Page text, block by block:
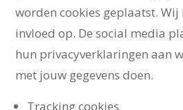
worden cookies geplaatst. Wij
invloed op. De social media
hun privacyverklaringen aan
met jouw gegevens doen.
Tracking cookies